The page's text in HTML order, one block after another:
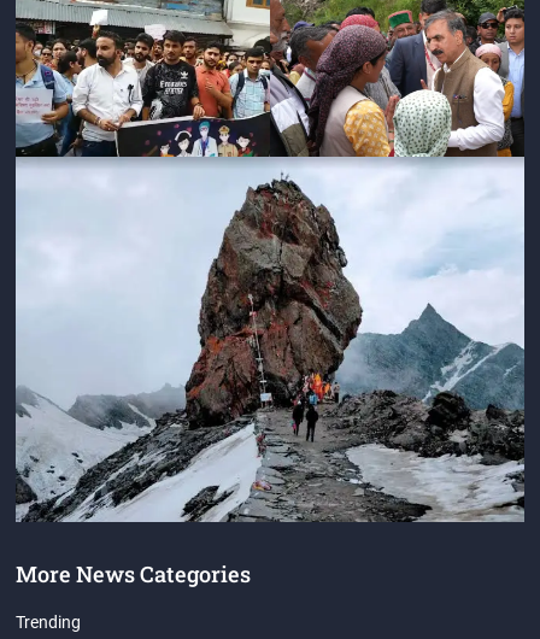
More News Categories
Trending